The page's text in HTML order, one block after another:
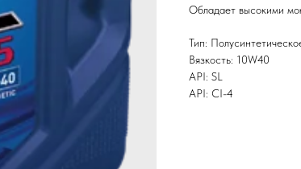
Обладает высокими
Тип:
Вязкость: 10W40
API: SL
API: CI-4